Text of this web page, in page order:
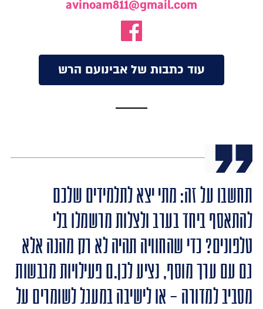
avinoam811@gmail.com
עוד כתבות של אבינועם הרש
תחשבו על זה: מתי יצא לתלמידים שלכם
להתאסף ביחד בערב ולצלות מרשמלו בלי
טלפונים? כדי שהחוויה תהיה לא רק מהנה אלא
גם עם ערך מוסף, נציע לכן.ם פעילויות מגבשות
מסביב למדורה – או לישיבה במעגל לשומרים על